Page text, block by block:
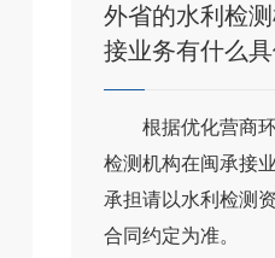
外省的水利检
接业务有什么
什么资质或备案
根据优化营商环
检测机构在闽承接
承担请以水利检测
合同约定为准。